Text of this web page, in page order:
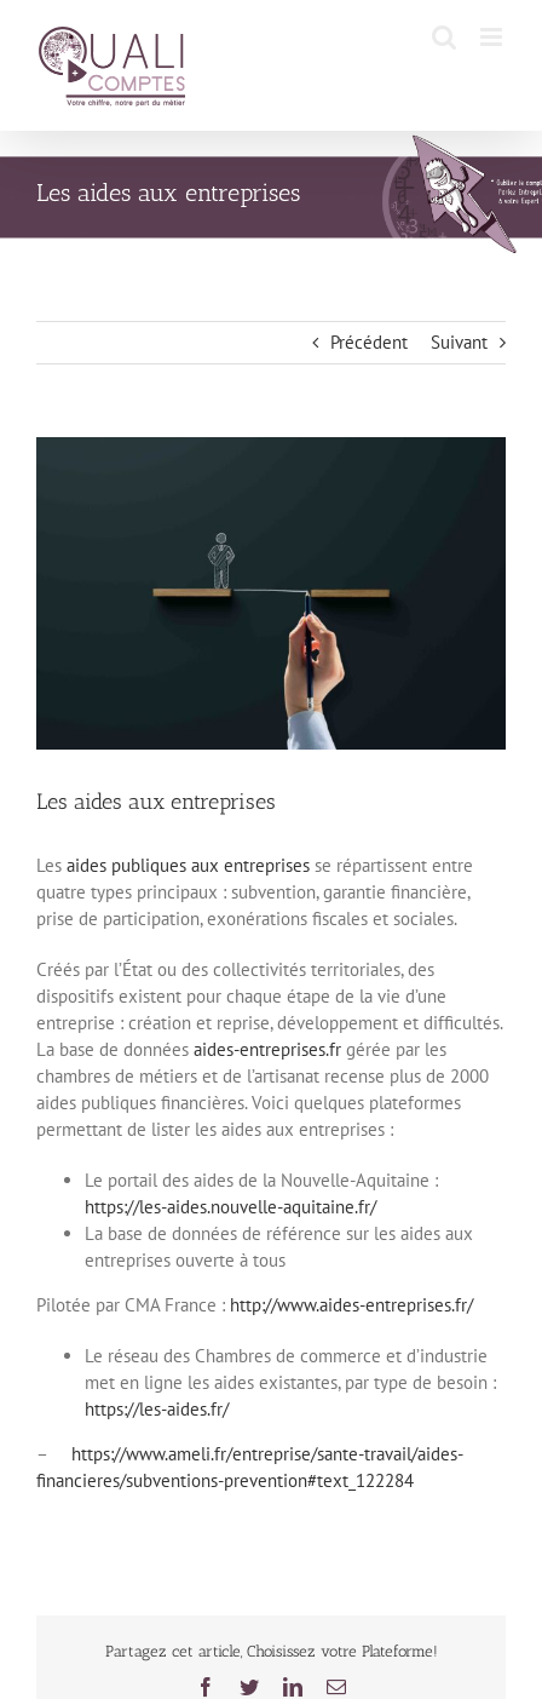
contenu
Les aides aux entreprises
Précédent Suivant
Les aides aux entreprises
Les aides publiques aux entreprisesse répartissent entre
quatre types principaux : subvention, garantie financière,
prise de participation, exonérations fiscales et sociales.
Créés par l’État ou des collectivités territoriales, des
dispositifs existent pour chaque étape de la vie d’une
entreprise : création et reprise, développement et difficultés.
La base de données aides-entreprises.frgérée par les
chambres de métiers et de l’artisanat recense plus de 2000
aides publiques financières. Voici quelques plateformes
permettant de lister les aides aux entreprises :
Le portail des aides de la Nouvelle-Aquitaine :
https://les-aides.nouvelle-aquitaine.fr/
La base de données de référence sur les aides aux
entreprises ouverte à tous
Pilotée par CMA France : http://www.aides-entreprises.fr/
Le réseau des Chambres de commerce et d’industrie
met en ligne les aides existantes, par type de besoin :
https://les-aides.fr/
– https://www.ameli.fr/entreprise/sante-travail/aides-
financieres/subventions-prevention#text_122284
Partagez cet article, Choisissez votre Plateforme!
Facebook
TwitterLinkedInEmail